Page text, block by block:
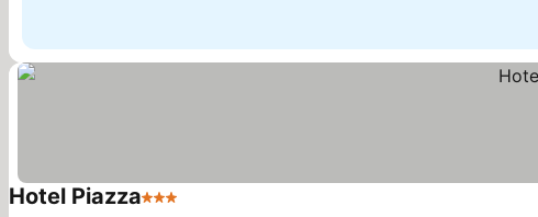
Hotel Piazza3 Estrelas